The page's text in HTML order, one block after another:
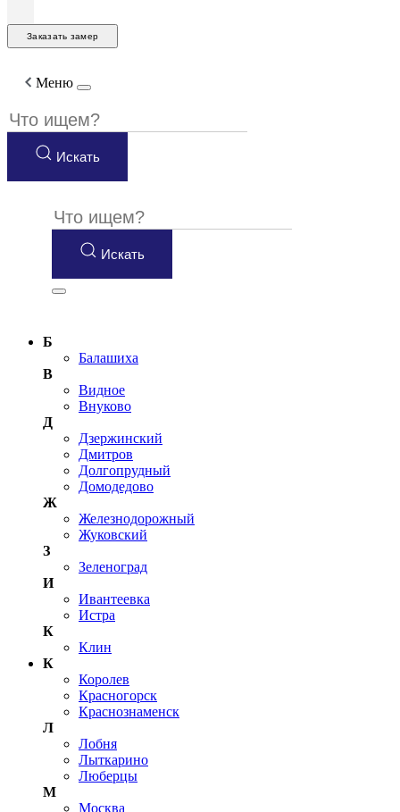
Заказать замер
Меню
Искать
Искать
Б
Балашиха
В
Видное
Внуково
Д
Дзержинский
Дмитров
Долгопрудный
Домодедово
Ж
Железнодорожный
Жуковский
З
Зеленоград
И
Ивантеевка
Истра
К
Клин
К
Королев
Красногорск
Краснознаменск
Л
Лобня
Лыткарино
Люберцы
М
Москва